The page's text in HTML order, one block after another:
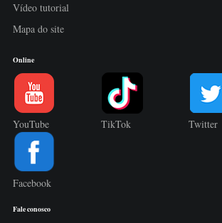
Vídeo tutorial
Mapa do site
Online
YouTube TikTok Twitter
Facebook
Fale conosco